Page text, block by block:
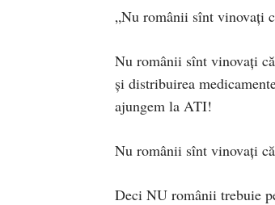
„Nu românii sînt vinovați
Nu românii sînt vinovați
și distribuirea
ajungem la ATI!
Nu românii sînt vinovați
Deci NU românii trebuie